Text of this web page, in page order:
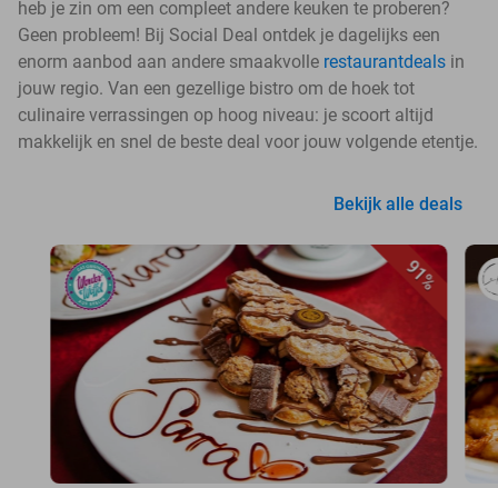
heb je zin om een compleet andere keuken te proberen?
Geen probleem! Bij Social Deal ontdek je dagelijks een
enorm aanbod aan andere smaakvolle restaurantdeals in
jouw regio. Van een gezellige bistro om de hoek tot
culinaire verrassingen op hoog niveau: je scoort altijd
makkelijk en snel de beste deal voor jouw volgende etentje.
Bekijk alle deals
91%